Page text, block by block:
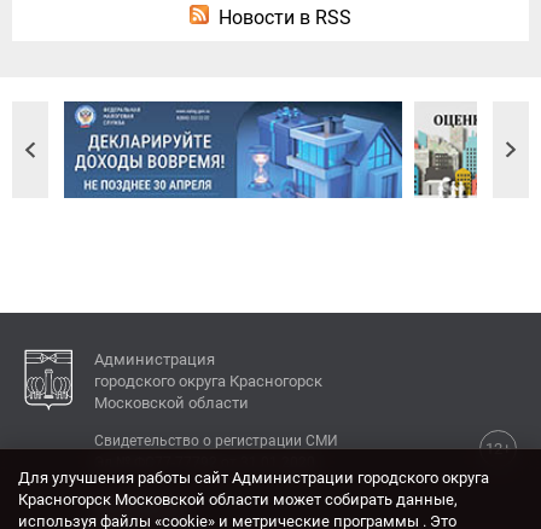
Новости в RSS
Администрация
городского округа Красногорск
Московской области
12+
Свидетельство о регистрации СМИ
КОНТАКТЫ
Для улучшения работы сайт Администрации городского округа
Красногорск Московской области может собирать данные,
используя файлы «cookie» и метрические программы . Это